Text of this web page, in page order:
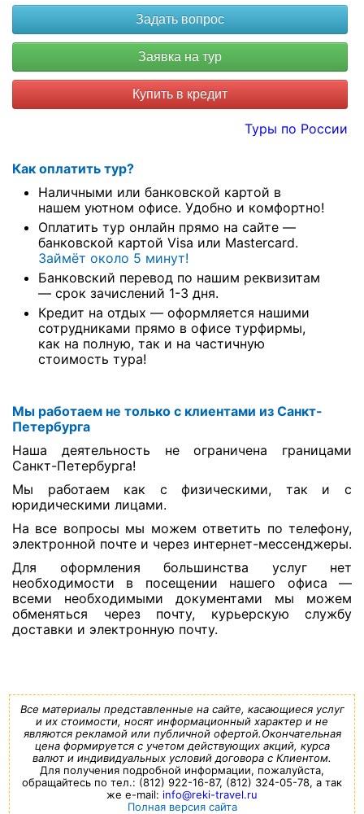
Купить в кредит
Туры по России
Как оплатить тур?
Наличными или банковской картой в
нашем уютном офисе. Удобно и комфортно!
Оплатить тур онлайн прямо на сайте —
банковской картой Visa или Mastercard.
Займёт около 5 минут!
Банковский перевод по нашим реквизитам
— срок зачислений 1-3 дня.
Кредит на отдых — оформляется нашими
сотрудниками прямо в офисе турфирмы,
как на полную, так и на частичную
стоимость тура!
Мы работаем не только с клиентами из Санкт-
Петербурга
Наша деятельность не ограничена границами
Санкт-Петербурга!
Мы работаем как с физическими, так и с
юридическими лицами.
На все вопросы мы можем ответить по телефону,
электронной почте и через интернет-мессенджеры.
Для оформления большинства услуг нет
необходимости в посещении нашего офиса —
всеми необходимыми документами мы можем
обменяться через почту, курьерскую службу
доставки и электронную почту.
Все материалы представленные на сайте, касающиеся услуг
и их стоимости, носят информационный характер и не
являются рекламой или публичной офертой.Окончательная
цена формируется с учетом действующих акций, курса
валют и индивидуальных условий договора с Клиентом.
Для получения подробной информации, пожалуйста,
обращайтесь по тел.: (812) 922-16-87, (812) 324-05-78, а так
же e-mail: info@reki-travel.ru
Полная версия сайта